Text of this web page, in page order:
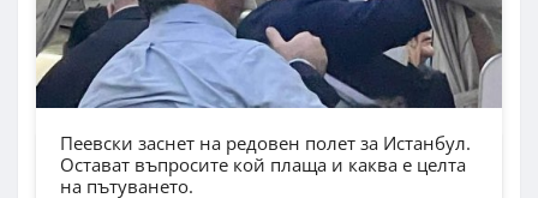
Пеевски заснет на редовен полет за Истанбул.
Остават въпросите кой плаща и каква е целта
на пътуването.